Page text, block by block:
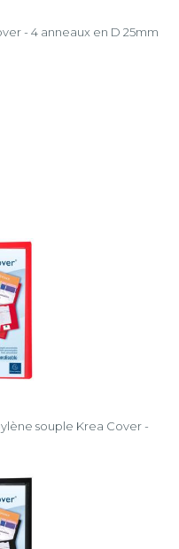
- 4 anneaux en D 25mm
souple Krea Cover -